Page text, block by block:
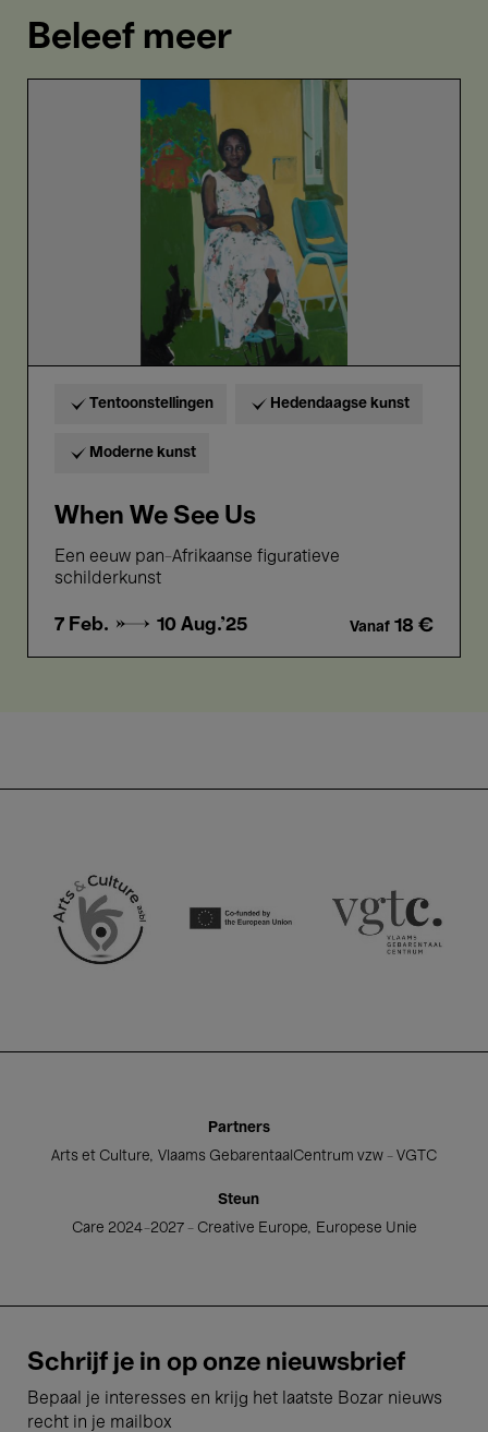
Beleef meer
Tentoonstellingen Hedendaagse kunst
Moderne kunst
When We See Us
Een eeuw pan-Afrikaanse figuratieve
schilderkunst ​​​​​​​
7 Feb. → 10 Aug.'25 Vanaf 18 €
Europese Unie
Partners
Arts et Culture Vlaams GebarentaalCentrum vzw - VGTC
Steun
Care 2024-2027 - Creative Europe Europese Unie
Schrijf je in op onze nieuwsbrief
Bepaal je interesses en krijg het laatste Bozar nieuws
recht in je mailbox